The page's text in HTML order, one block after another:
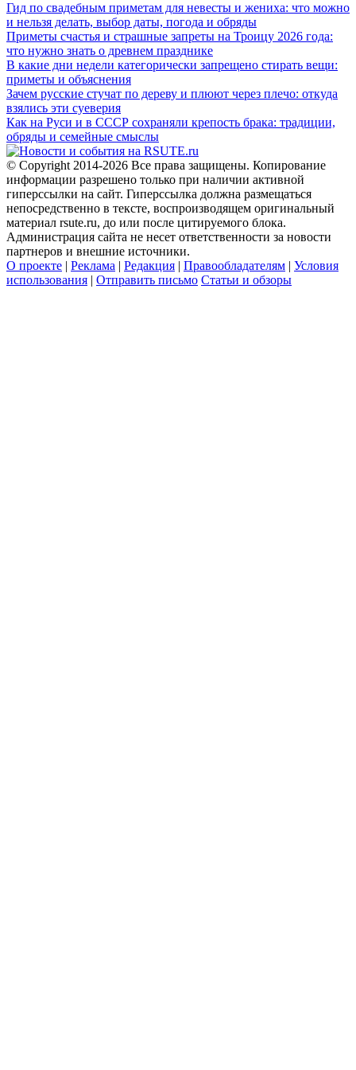
Гид по свадебным приметам для невесты и жениха: что можно
и нельзя делать, выбор даты, погода и обряды
Приметы счастья и страшные запреты на Троицу 2026 года:
что нужно знать о древнем празднике
В какие дни недели категорически запрещено стирать вещи:
приметы и объяснения
Зачем русские стучат по дереву и плюют через плечо: откуда
взялись эти суеверия
Как на Руси и в СССР сохраняли крепость брака: традиции,
обряды и семейные смыслы
© Copyright 2014-2026 Все права защищены. Копирование
информации разрешено только при наличии активной
гиперссылки на сайт. Гиперссылка должна размещаться
непосредственно в тексте, воспроизводящем оригинальный
материал rsute.ru, до или после цитируемого блока.
Администрация сайта не несет ответственности за новости
партнеров и внешние источники.
О проекте | Реклама | Редакция | Правообладателям | Условия
использования | Отправить письмо Статьи и обзоры